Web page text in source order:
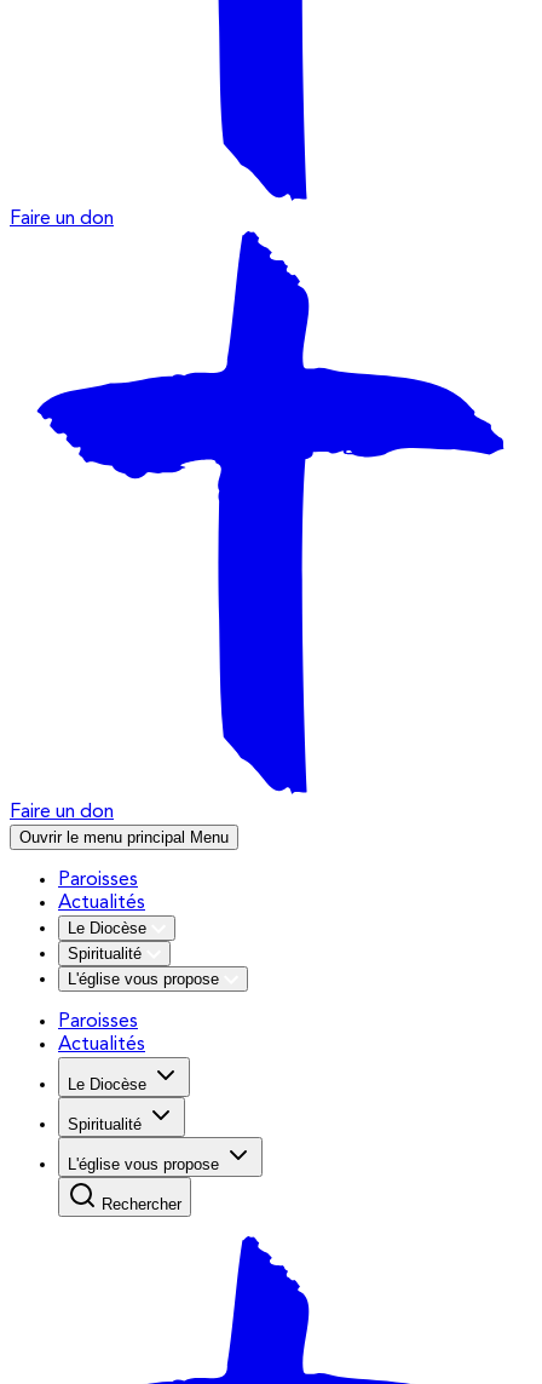
Faire un don
Faire un don
Ouvrir le menu principal Menu
Paroisses
Actualités
Le Diocèse
Spiritualité
L'église vous propose
Paroisses
Actualités
Le Diocèse
Spiritualité
L'église vous propose
Rechercher